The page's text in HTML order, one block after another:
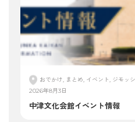
おでかけ, まとめ, イベント, ジモッ
2026年8月3日
中津文化会館イベント情報